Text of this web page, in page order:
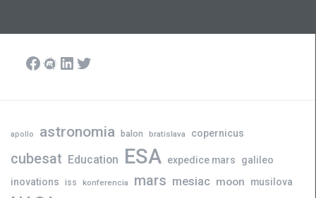
Facebook
Meetup
LinkedIn
Twitter
apollo astronomia balon bratislava copernicus
cubesat Education ESA expedice mars
galileo
inovations iss konferencia mars mesiac moon musilova